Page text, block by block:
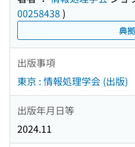
00258438 )
典拠
出版事項
東京 : 情報処理学会 (出版)
出版年月日等
2024.11